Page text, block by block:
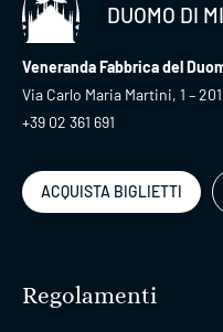
DUOMO DI
Veneranda Fabbrica del
Via Carlo Maria Martini, 1 –
+39 02 361 691
ACQUISTA BIGLIETTI
Regolamenti